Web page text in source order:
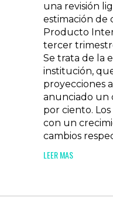
una revisión
estimación de
Producto
tercer
Se trata de la
institución,
proyecciones
anunciado un
por ciento.
con un
cambios
LEER MAS